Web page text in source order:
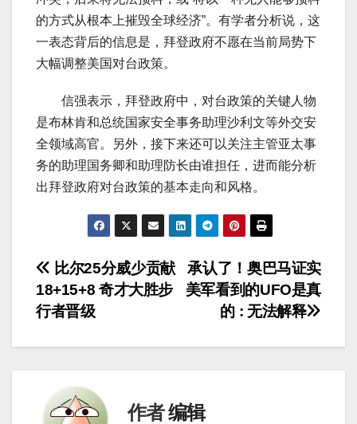
的方式从根本上摧毁全球经济”。有学者分析说，这
一表态背后的信息是，拜登政府不愿在当前局势下
大幅调整美国对台政策。
信强表示，拜登政府中，对台政策的关键人物
是布林肯和总统国家安全事务助理沙利文等外交安
全领域高官。另外，接下来还可以关注主管亚太事
务的助理国务卿和助理防长由谁担任，进而能分析
出拜登政府对台政策的基本走向和风格。
文
章
导
承认了！奥巴马证实
美军看到的UFO是真
的 : 无法解释
比尔25分威少贡献
18+15+8 奇才大胜步
行者晋级
作者编辑